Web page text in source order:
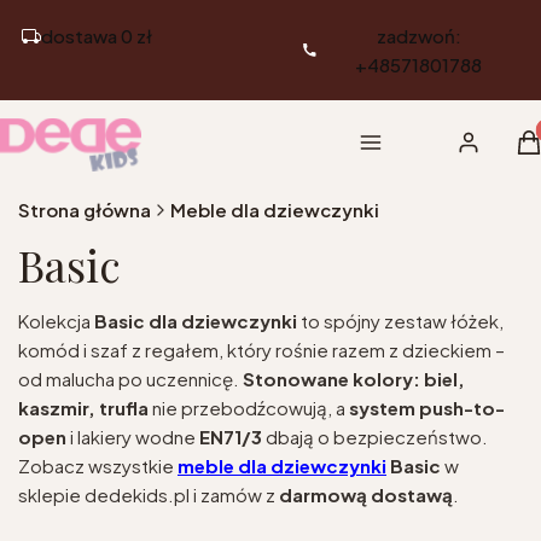
dostawa 0 zł
zadzwoń:
+48571801788
Menu Zaloguj się
Strona główna Meble dla dziewczynki
Basic
Kolekcja Basic dla dziewczynki to spójny zestaw łóżek,
komód i szaf z regałem, który rośnie razem z dzieckiem –
od malucha po uczennicę. Stonowane kolory: biel,
kaszmir, trufla nie przebodźcowują, a system push-to-
open i lakiery wodne EN71/3 dbają o bezpieczeństwo.
Zobacz wszystkie meble dla dziewczynki Basic w
sklepie dedekids.pl i zamów z darmową dostawą